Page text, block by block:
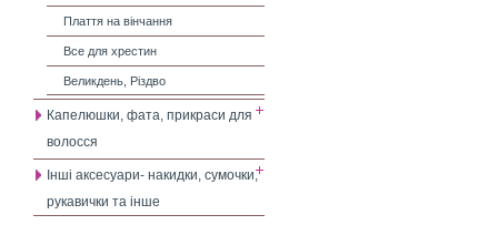
Плаття на вінчання
Все для хрестин
Великдень, Різдво
Капелюшки, фата, прикраси для
волосся
Інші аксесуари- накидки, сумочки,
рукавички та інше